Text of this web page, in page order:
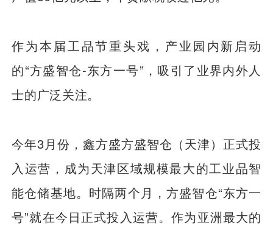
作为本届工品节重头戏，产业园内新启动
的“方盛智仓-东方一号”，吸引了业界内外人
士的广泛关注。
今年3月份，鑫方盛方盛智仓（天津）正式投
入运营，成为天津区域规模最大的工业品智
能仓储基地。时隔两个月，方盛智仓“东方一
号”就在今日正式投入运营。作为亚洲最大的